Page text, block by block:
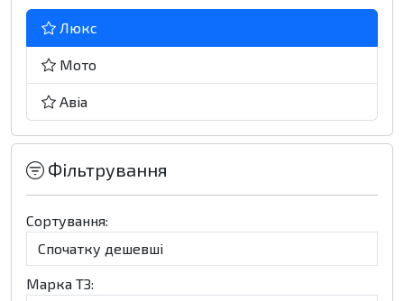
Люкс
Мото
Авіа
Фільтрування
Сортування:
Марка ТЗ: